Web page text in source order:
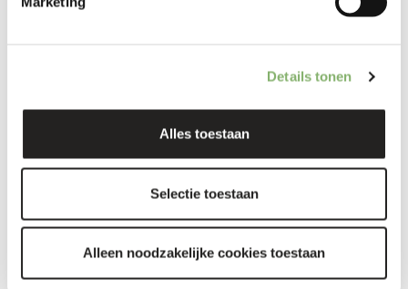
Details tonen
Alles toestaan
Selectie toestaan
Alleen noodzakelijke cookies toestaan
Pride ondersteund bij het beoordelen van haar
Voorbeelden hiervan zijn het optimaliseren van transportroutes,
het investeren in hernieuwbare energiebronnen en het
samenwerken met telers om de uitstoot op boerderijniveau te
verminderen. Deze acties verminderen niet alleen de CO2-
milieubeheer en sociale verantwoordelijkheid in de
landbouwsector. Door middel van jaarlijkse herberekeningen
voortdurend de effectiviteit van deze inspanningen monitoren,
zodat de maatregelen kunnen worden aangepast en verbeterd